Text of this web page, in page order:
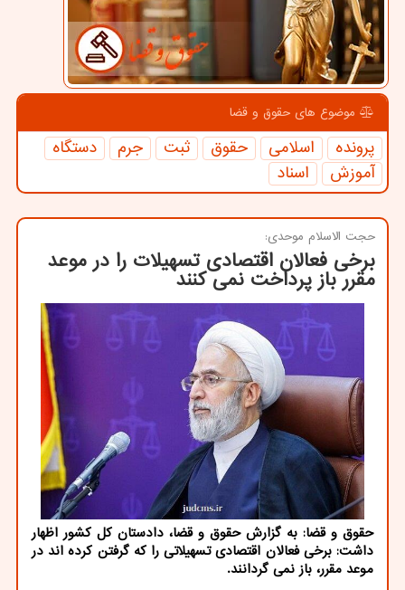
موضوع های حقوق و قضا
پرونده اسلامی حقوق ثبت جرم
دستگاه
آموزش
اسناد
حجت الاسلام موحدی:
برخی فعالان اقتصادی تسهیلات را در موعد
مقرر باز پرداخت نمی کنند
حقوق و قضا: به گزارش حقوق و قضا، دادستان کل کشور اظهار
داشت: برخی فعالان اقتصادی تسهیلاتی را که گرفتن کرده اند در
موعد مقرر، باز نمی گردانند.